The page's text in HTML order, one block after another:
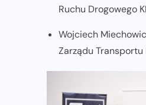
Ruchu Drogowego
Wojciech
Zarządu Transportu